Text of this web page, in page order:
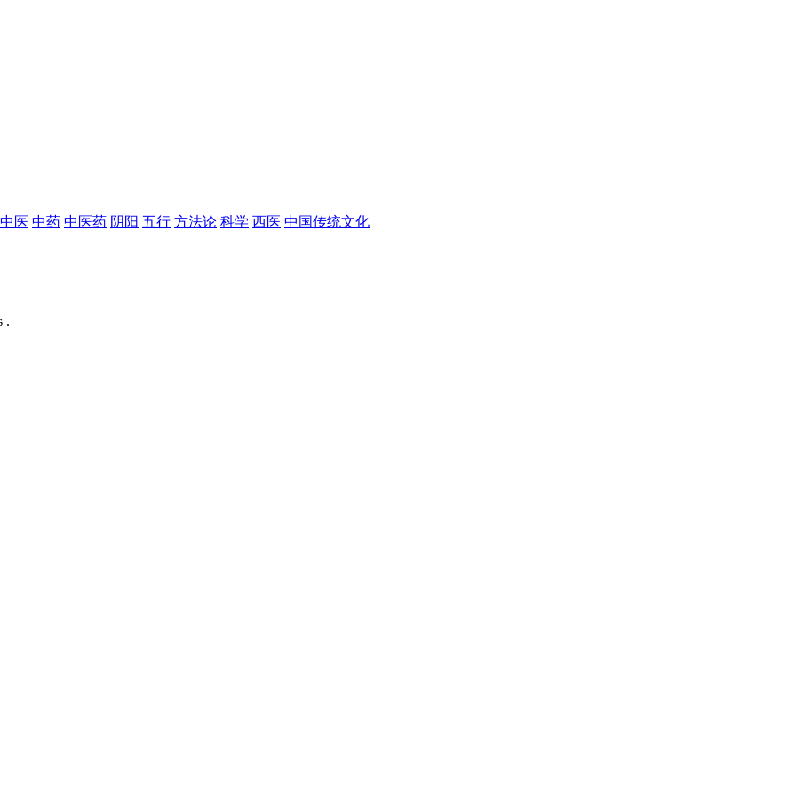
中医 中药 中医药 阴阳 五行 方法论 科学 西医 中国传统文化
.